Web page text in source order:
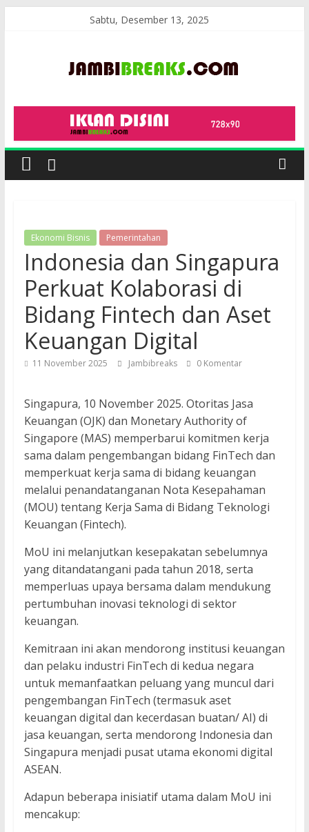
Sabtu, Desember 13, 2025
JambiBreaks
Ekonomi Bisnis Pemerintahan
Indonesia dan Singapura
Perkuat Kolaborasi di
Bidang Fintech dan Aset
Keuangan Digital
11 November 2025 Jambibreaks 0 Komentar
Singapura, 10 November 2025. Otoritas Jasa
Keuangan (OJK) dan Monetary Authority of
Singapore (MAS) memperbarui komitmen kerja
sama dalam pengembangan bidang FinTech dan
memperkuat kerja sama di bidang keuangan
melalui penandatanganan Nota Kesepahaman
(MOU) tentang Kerja Sama di Bidang Teknologi
Keuangan (Fintech).
MoU ini melanjutkan kesepakatan sebelumnya
yang ditandatangani pada tahun 2018, serta
memperluas upaya bersama dalam mendukung
pertumbuhan inovasi teknologi di sektor
keuangan.
Kemitraan ini akan mendorong institusi keuangan
dan pelaku industri FinTech di kedua negara
untuk memanfaatkan peluang yang muncul dari
pengembangan FinTech (termasuk aset
keuangan digital dan kecerdasan buatan/ AI) di
jasa keuangan, serta mendorong Indonesia dan
Singapura menjadi pusat utama ekonomi digital
ASEAN.
Adapun beberapa inisiatif utama dalam MoU ini
mencakup: